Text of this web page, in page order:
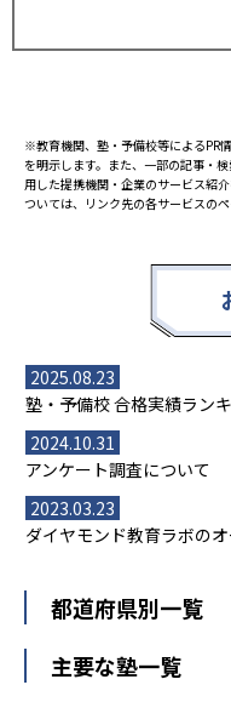
※教育機関、塾・予備校等によるPR
を明示します。また、一部の記事・
用した提携機関・企業のサービス紹
ついては、リンク先の各サービスの
2025.08.23
塾・予備校 合格実績ラン
2024.10.31
アンケート調査について
2023.03.23
ダイヤモンド教育ラボの
都道府県別一覧
北海道・東北
主要な塾一覧